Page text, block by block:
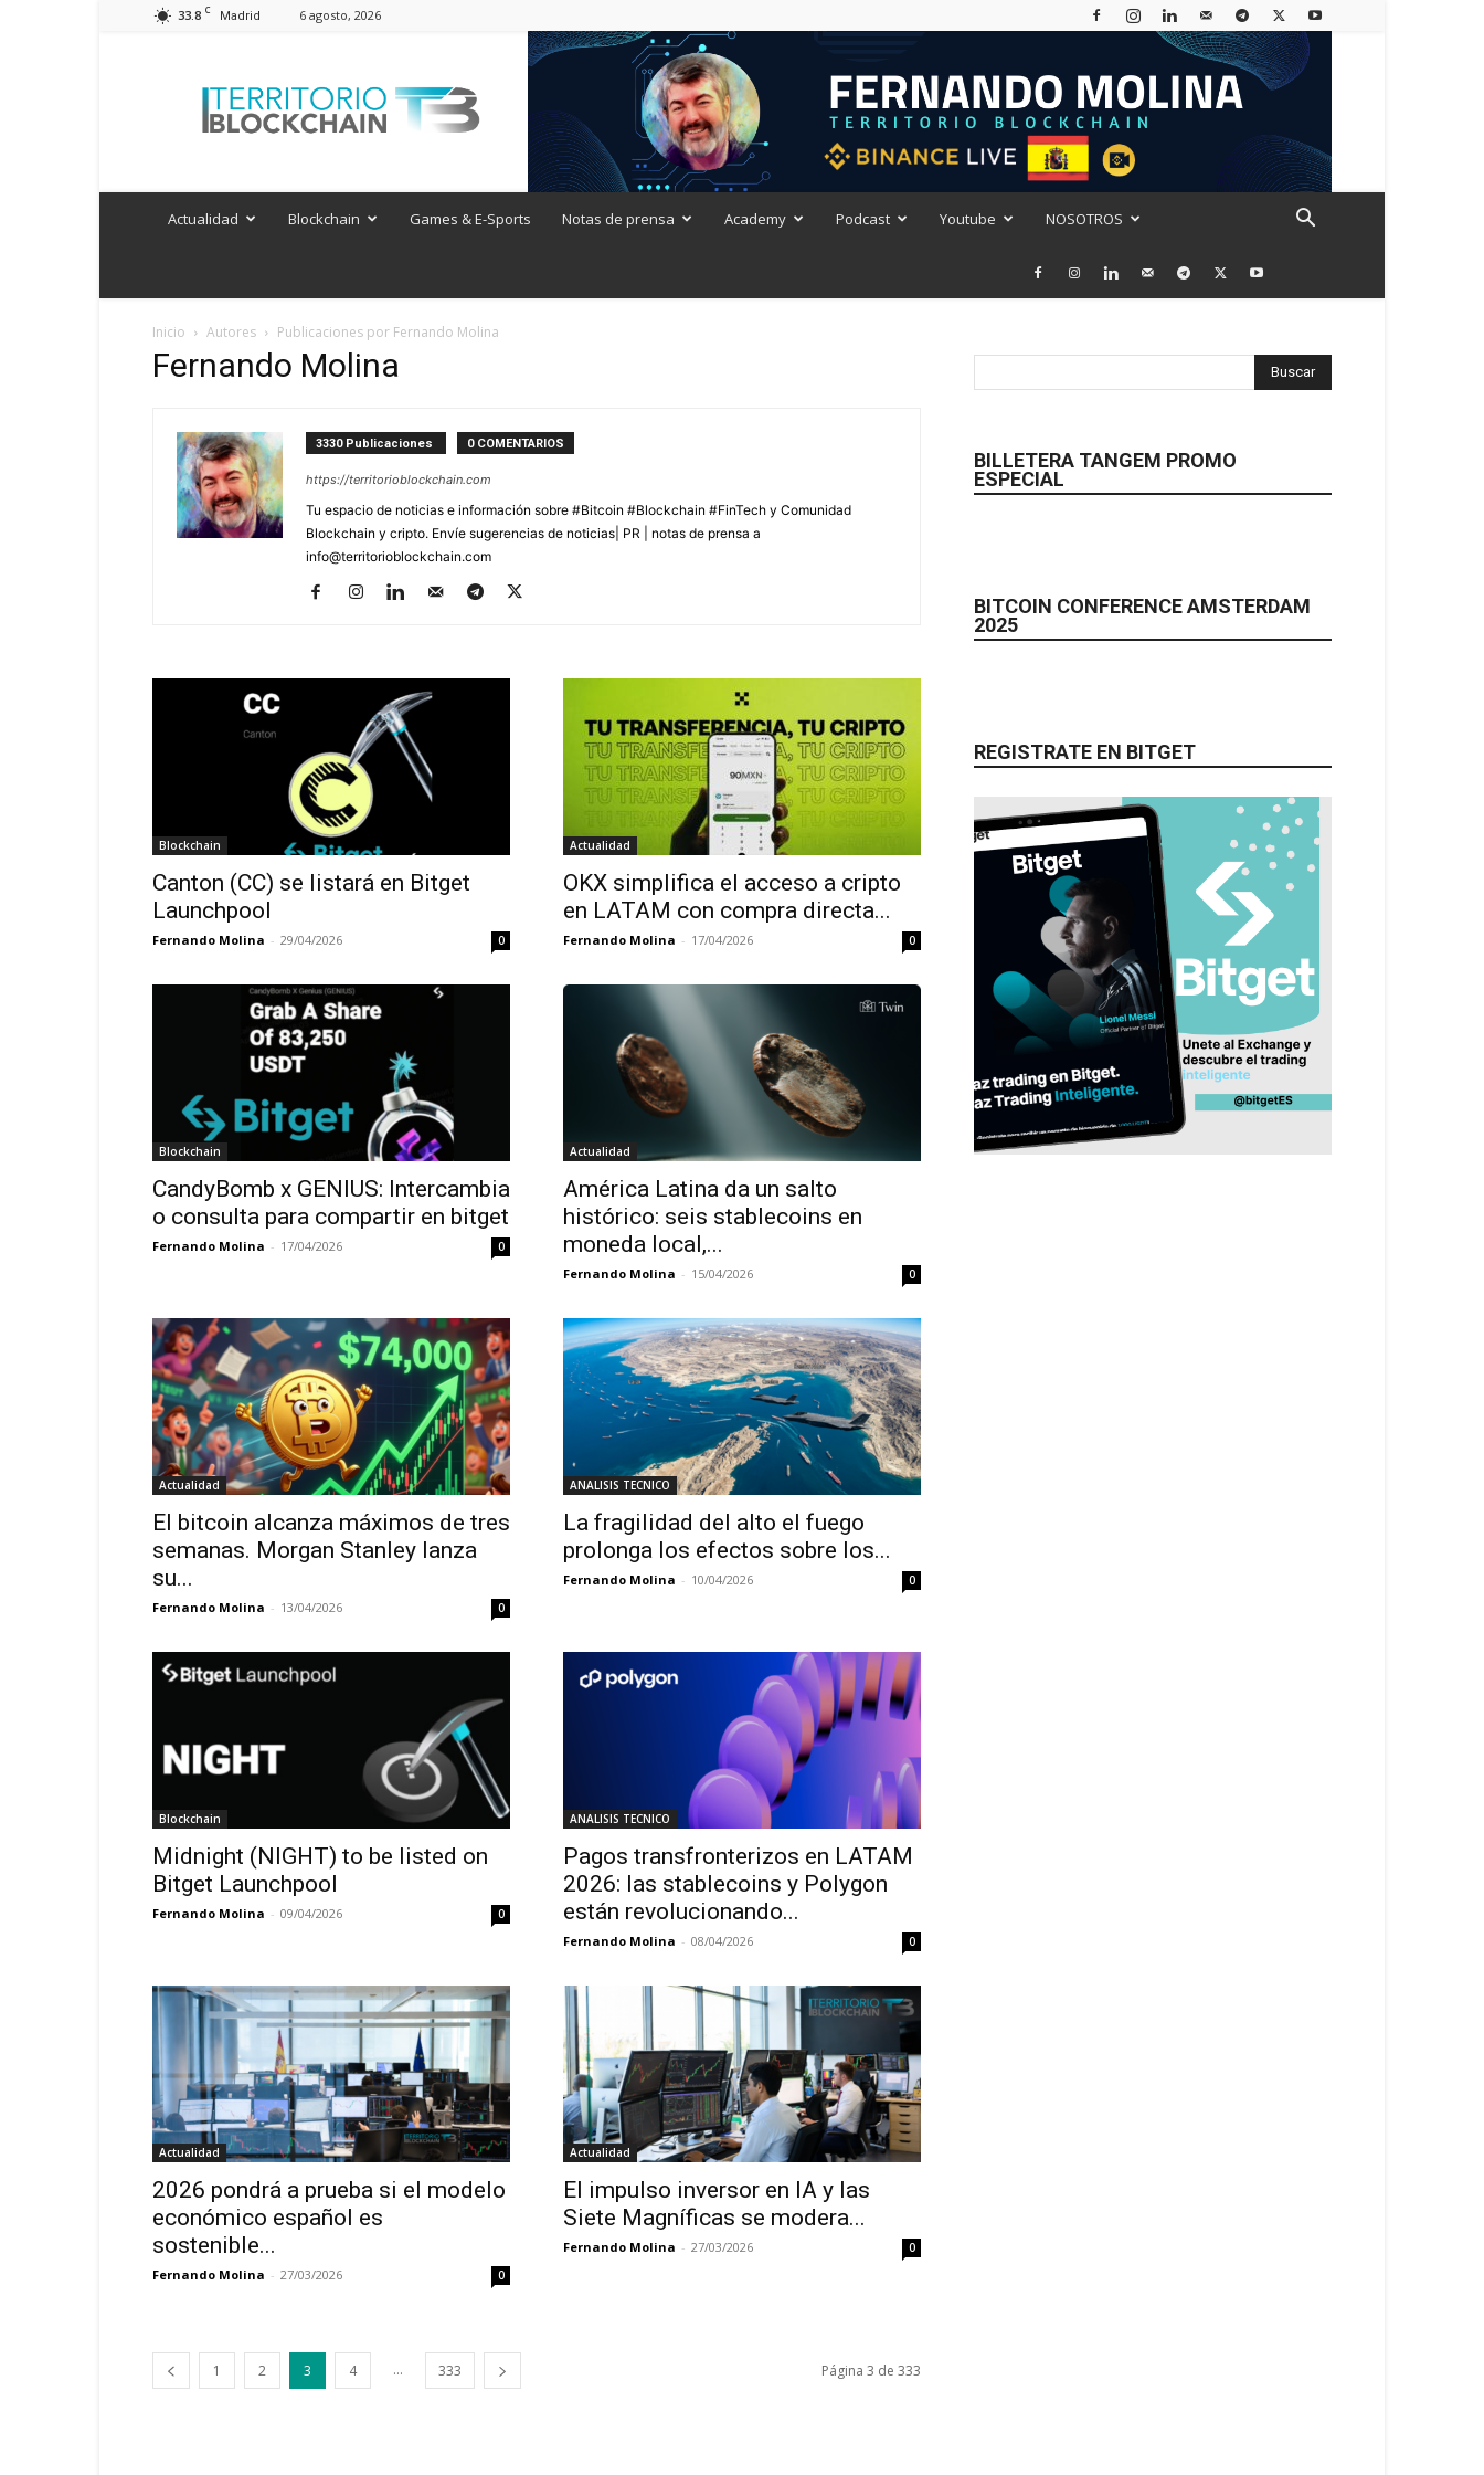
33.8 C Madrid 6 agosto, 2026
Blockchain
Actualidad Blockchain Games & E-Sports Notas de prensa Academy Podcast Youtube NOSOTROS
Inicio Autores Publicaciones por Fernando Molina
Fernando Molina
3330 Publicaciones 0 COMENTARIOS
https://territorioblockchain.com
Tu espacio de noticias e información sobre #Bitcoin #Blockchain #FinTech y Comunidad
Blockchain y cripto. Envíe sugerencias de noticias| PR | notas de prensa a
info@territorioblockchain.com
Blockchain
Canton (CC) se listará en Bitget
Launchpool
Fernando Molina - 29/04/2026 0
Actualidad
OKX simplifica el acceso a cripto
en LATAM con compra directa...
Fernando Molina - 17/04/2026 0
Blockchain
CandyBomb x GENIUS: Intercambia
o consulta para compartir en bitget
Fernando Molina - 17/04/2026 0
Actualidad
América Latina da un salto
histórico: seis stablecoins en
moneda local,...
Fernando Molina - 15/04/2026 0
Actualidad
El bitcoin alcanza máximos de tres
semanas. Morgan Stanley lanza
su...
Fernando Molina - 13/04/2026 0
ANALISIS TECNICO
La fragilidad del alto el fuego
prolonga los efectos sobre los...
Fernando Molina - 10/04/2026 0
Blockchain
Midnight (NIGHT) to be listed on
Bitget Launchpool
Fernando Molina - 09/04/2026 0
ANALISIS TECNICO
Pagos transfronterizos en LATAM
2026: las stablecoins y Polygon
están revolucionando...
Fernando Molina - 08/04/2026 0
Actualidad
2026 pondrá a prueba si el modelo
económico español es
sostenible...
Fernando Molina - 27/03/2026 0
Actualidad
El impulso inversor en IA y las
Siete Magníficas se modera...
Fernando Molina - 27/03/2026 0
1 2 3 4 ... 333 Página 3 de 333
BILLETERA TANGEM PROMO
ESPECIAL
BITCOIN CONFERENCE AMSTERDAM
2025
REGISTRATE EN BITGET